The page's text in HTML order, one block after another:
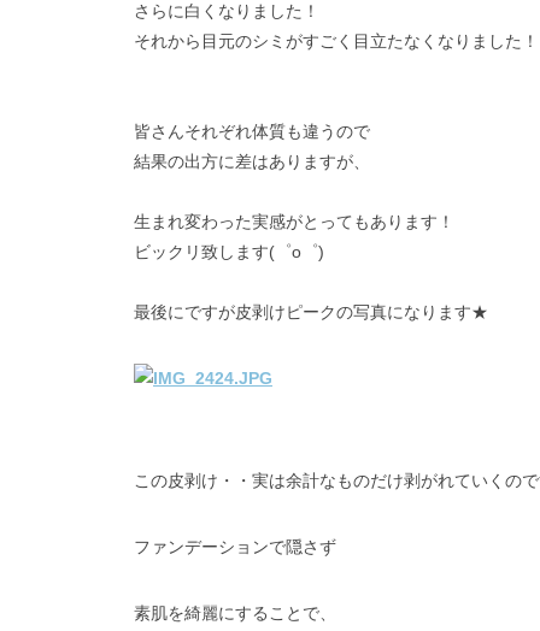
さらに白くなりました！
それから目元のシミがすごく目立たなくなりました
皆さんそれぞれ体質も違うので
結果の出方に差はありますが、
生まれ変わった実感がとってもあります！
ビックリ致します(゜o゜)
最後にですが皮剥けピークの写真になります★
この皮剥け・・実は余計なものだけ剥がれていくの
ファンデーションで隠さず
素肌を綺麗にすることで、